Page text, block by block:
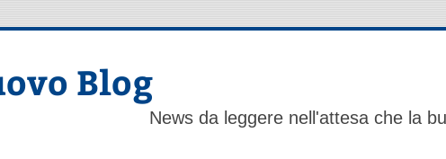
Blog
News da leggere nell'attesa che la